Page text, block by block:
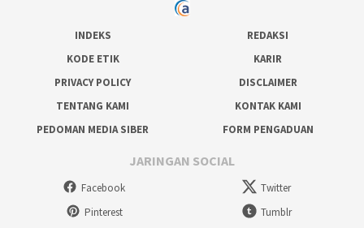
INDEKS
REDAKSI
KODE ETIK
KARIR
PRIVACY POLICY
DISCLAIMER
TENTANG KAMI
KONTAK KAMI
PEDOMAN MEDIA SIBER
FORM PENGADUAN
JARINGAN SOCIAL
Facebook
Twitter
Pinterest
Tumblr